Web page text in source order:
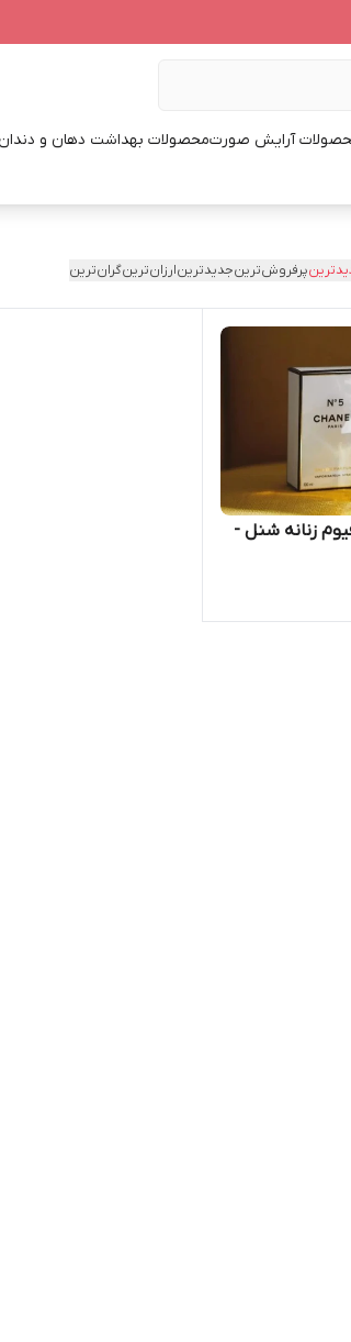
آرایش صورتمحصولات بهداشت دهان و
پرفروش‌ترینجدیدترینارزان‌ترینگران‌ترین
5 ادو پرفیوم زنانه شنل -